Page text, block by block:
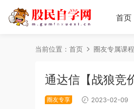
首页
当前位置： 首页 圈友专属课程
通达信【战狼竞
圈友专享 2023-02-09